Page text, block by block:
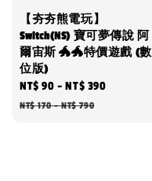
【夯夯熊電玩】
Switch(NS) 寶可夢傳說 阿
爾宙斯 🐲🐲特價遊戲 (數
位版)
Sale
price
NT$ 90 -NT$ 390
NT$ 170-NT$ 790